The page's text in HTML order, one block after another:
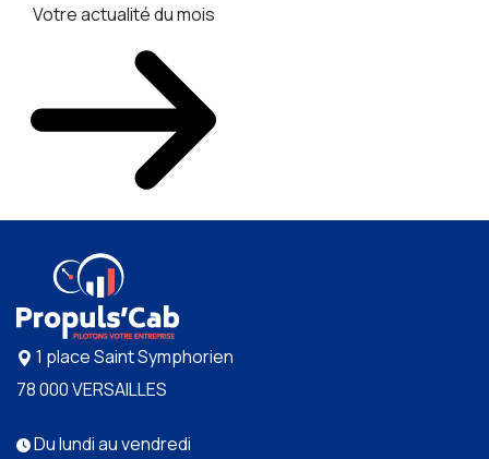
Votre actualité du mois
1 place Saint Symphorien
78 000 VERSAILLES
Du lundi au vendredi